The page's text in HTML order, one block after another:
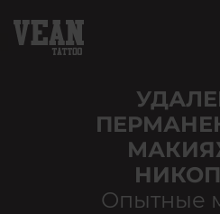
Опытные